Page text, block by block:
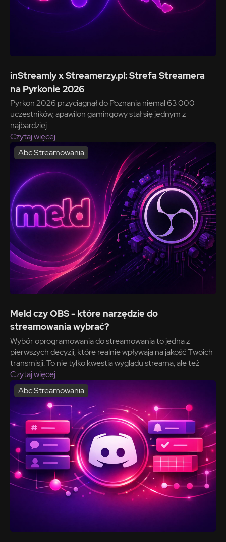
inStreamly x Streamerzy.pl: Strefa Streamera
na Pyrkonie 2026
Pyrkon 2026 przyciągnął do Poznania niemal 63 000
uczestników, apawilon gamingowy stał się jednym z
najbardziej...
Czytaj więcej
Abc Streamowania
Meld czy OBS - które narzędzie do
streamowania wybrać?
Wybór oprogramowania do streamowania to jedna z
pierwszych decyzji, które realnie wpływają na jakość Twoich
transmisji. To nie tylko kwestia wyglądu streama, ale też
Czytaj więcej
Abc Streamowania